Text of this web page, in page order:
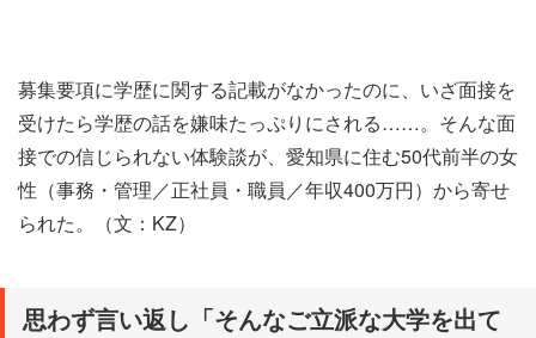
募集要項に学歴に関する記載がなかったのに、いざ面接を
受けたら学歴の話を嫌味たっぷりにされる……。そんな面
接での信じられない体験談が、愛知県に住む50代前半の女
性（事務・管理／正社員・職員／年収400万円）から寄せ
られた。（文：KZ）
思わず言い返し「そんなご立派な大学を出て